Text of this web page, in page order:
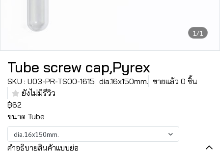
1/1
Tube screw cap,Pyrex
SKU : U03-PR-TS00-1615 dia.16x150mm. ขายแล้ว 0 ชิ้น
ยังไม่มีรีวิว
฿62
ขนาด Tube
dia.16x150mm.
คำอธิบายสินค้าแบบย่อ